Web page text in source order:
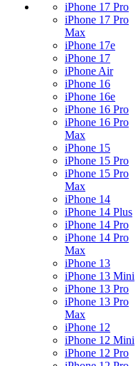
iPhone 17 Pro
iPhone 17 Pro
Max
iPhone 17e
iPhone 17
iPhone Air
iPhone 16
iPhone 16e
iPhone 16 Pro
iPhone 16 Pro
Max
iPhone 15
iPhone 15 Pro
iPhone 15 Pro
Max
iPhone 14
iPhone 14 Plus
iPhone 14 Pro
iPhone 14 Pro
Max
iPhone 13
iPhone 13 Mini
iPhone 13 Pro
iPhone 13 Pro
Max
iPhone 12
iPhone 12 Mini
iPhone 12 Pro